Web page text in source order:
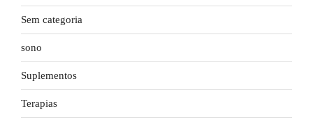
Sem categoria
sono
Suplementos
Terapias